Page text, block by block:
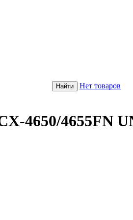
Нет товаров
4650/4655FN